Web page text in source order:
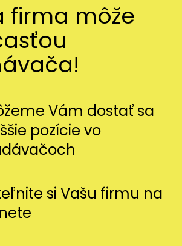
firma môže
Vám dostať sa
pozície vo
si Vašu firmu na